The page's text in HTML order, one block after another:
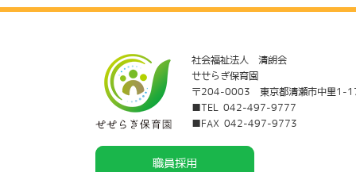
社会福祉法人 清朗会
せせらぎ保育園
〒204-0003 東京都清瀬市中里1-
■TEL 042-497-9777
■FAX 042-497-9773
職員採用